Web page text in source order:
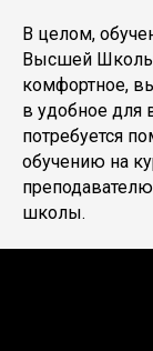
В целом,
Высшей Школы
комфортное,
в удобное для
потребуется
обучению на
школы.